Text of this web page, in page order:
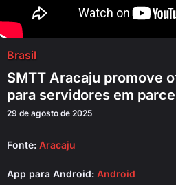
Brasil
SMTT Aracaju promove
para servidores em
29 de agosto de 2025
Fonte: Aracaju
App para Android: Android